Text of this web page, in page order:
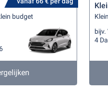
budget
bijv.
4